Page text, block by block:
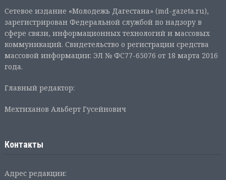
Сетевое издание «Молодежь Дагестана» (md-gazeta.ru),
зарегистрирован Федеральной службой по надзору в
сфере связи, информационных технологий и массовых
коммуникаций. Свидетельство о регистрации средства
массовой информации: ЭЛ № ФС77-65076 от 18 марта 2016
года.
Главный редактор:
Мехтиханов Альберт Гусейнович
Контакты
Адрес редакции: